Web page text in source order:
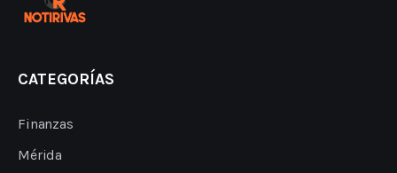
CATEGORÍAS
Finanzas
Mérida